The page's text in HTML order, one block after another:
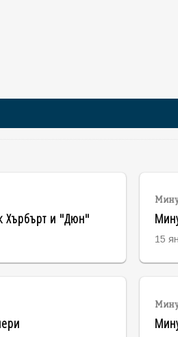
Хърбърт и "Дюн"
15